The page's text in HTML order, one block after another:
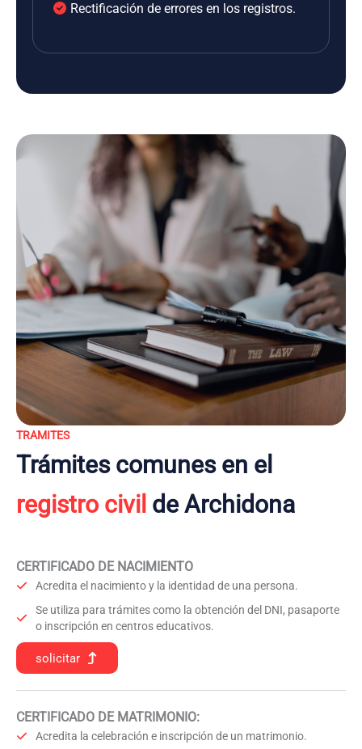
Rectificación de errores en los registros.
TRAMITES
Trámites comunes en el
registro civil de Archidona
CERTIFICADO DE NACIMIENTO
Acredita el nacimiento y la identidad de una persona.
Se utiliza para trámites como la obtención del DNI, pasaporte
o inscripción en centros educativos.
solicitar
CERTIFICADO DE MATRIMONIO:
Acredita la celebración e inscripción de un matrimonio.